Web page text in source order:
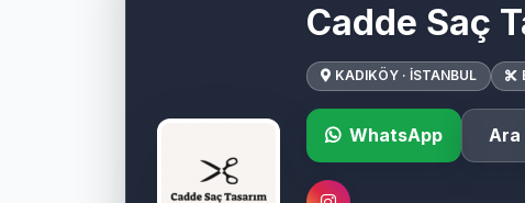
Cadde Saç
KADIKÖY · İSTANBUL
WhatsApp Ara